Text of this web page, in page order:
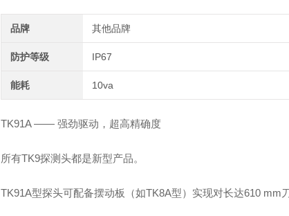
品牌 其他品牌
防护等级 IP67
能耗 10va
TK91A —— 强劲驱动，超高精确度
所有TK9探测头都是新型产品。
TK91A型探头可配备摆动板（如TK8A型）实现对长达610 mm